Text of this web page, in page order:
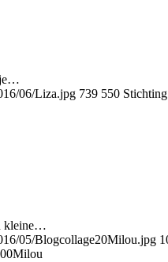
je…
06/Liza.jpg 739 550
kleine…
05/Blogcollage20Milou.jpg
Milou